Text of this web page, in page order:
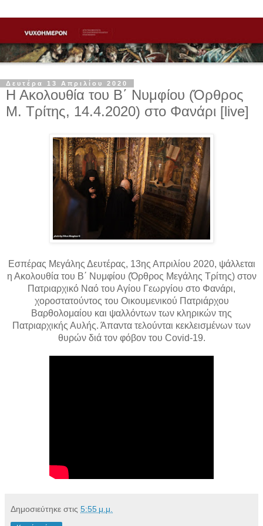
Δευτέρα 13 Απριλίου 2020
Η Ακολουθία του Β΄ Νυμφίου (Όρθρος
Μ. Τρίτης, 14.4.2020) στο Φανάρι [live]
Εσπέρας Μεγάλης Δευτέρας, 13ης Απριλίου 2020, ψάλλεται
η Ακολουθία του Β΄ Νυμφίου (Όρθρος Μεγάλης Τρίτης) στον
Πατριαρχικό Ναό του Αγίου Γεωργίου στο Φανάρι,
χοροστατούντος του Οικουμενικού Πατριάρχου
Βαρθολομαίου και ψαλλόντων των κληρικών της
Πατριαρχικής Αυλής. Άπαντα τελούνται κεκλεισμένων των
θυρών διά τον φόβον του Covid-19.
Δημοσιεύτηκε στις 5:55 μ.μ.